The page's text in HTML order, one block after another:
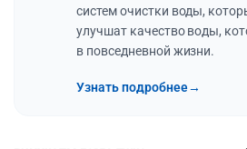
систем очистки воды,
улучшат качество воды,
в повседневной жизни.
Узнать подробнее→